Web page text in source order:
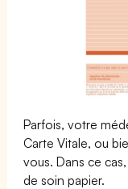
Parfois, votre
Carte Vitale, ou
vous. Dans ce
de soin papier.